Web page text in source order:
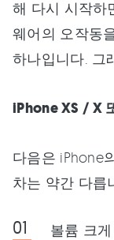
해 다시 시작하
웨어의 오작동
하나입니다. 그
iPhone XS / X
다음은 iPhone
차는 약간 다릅
볼륨 크